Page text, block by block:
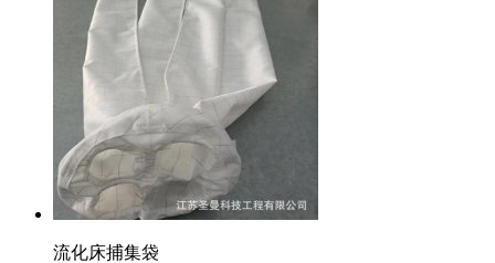
​流化床捕集袋